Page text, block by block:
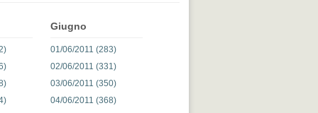
Giugno
01/06/2011 (283)
02/06/2011 (331)
03/06/2011 (350)
04/06/2011 (368)